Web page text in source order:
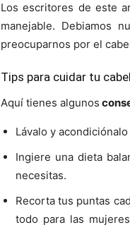
Los escritores de este
manejable. Debiamos
preocuparnos por el
Tips para cuidar tu
Aquí tienes algunos
Lávalo y
Ingiere una dieta
necesitas.
Recorta tus puntas
todo para las